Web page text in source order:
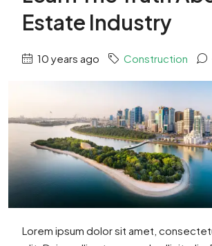
Estate Industry
10 years ago Construction
Lorem ipsum dolor sit amet,